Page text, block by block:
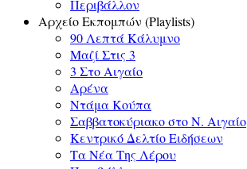
Περιβάλλον
Αρχείο Εκπομπών (Playlists)
90 Λεπτά Κάλυμνο
Μαζί Στις 3
3 Στο Αιγαίο
Αρένα
Ντάμα Κούπα
Σαββατοκύριακο στο Ν. Αιγαίο
Κεντρικό Δελτίο Ειδήσεων
Τα Νέα Της Λέρου